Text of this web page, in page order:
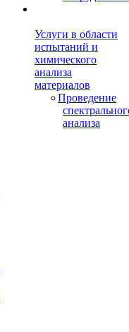
Услуги в области
испытаний и
химического
анализа
материалов
Проведение
анализа